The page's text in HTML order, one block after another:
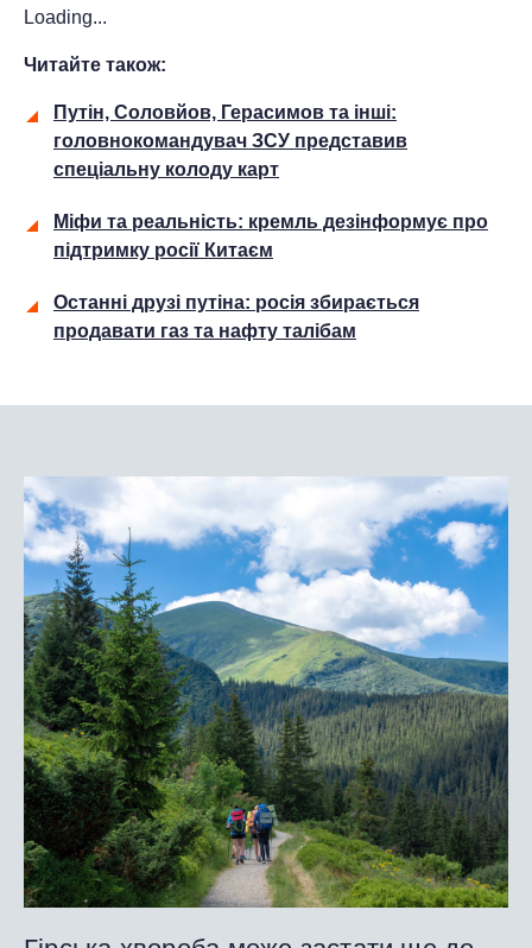
Loading...
Читайте також:
Путін, Соловйов, Герасимов та інші:
головнокомандувач ЗСУ представив
спеціальну колоду карт
Міфи та реальність: кремль дезінформує про
підтримку росії Китаєм
Останні друзі путіна: росія збирається
продавати газ та нафту талібам